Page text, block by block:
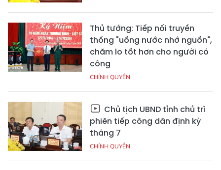
Thủ tướng: Tiếp nối truyền
thống "uống nước nhớ nguồn",
chăm lo tốt hơn cho người có
công
CHÍNH QUYỀN
Chủ tịch UBND tỉnh chủ trì
phiên tiếp công dân định kỳ
tháng 7
CHÍNH QUYỀN